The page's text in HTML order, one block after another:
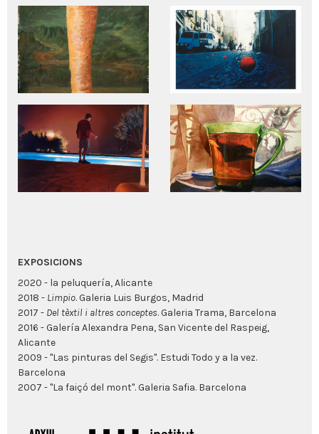
EXPOSICIONS
2020 - la peluquería, Alicante
2018 - Limpio. Galeria Luis Burgos, Madrid
2017 - Del tèxtil i altres conceptes. Galeria Trama, Barcelona
2016 - Galería Alexandra Pena, San Vicente del Raspeig,
Alicante
2009 - "Las pinturas del Segis". Estudi Todo y a la vez.
Barcelona
2007 - "La faiçó del mont". Galeria Safia. Barcelona